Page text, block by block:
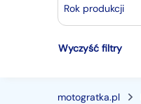
Motoryzacja
Osobowe
Dostawcze
Rok produkcji
Wyczyść filtry
motogratka.pl